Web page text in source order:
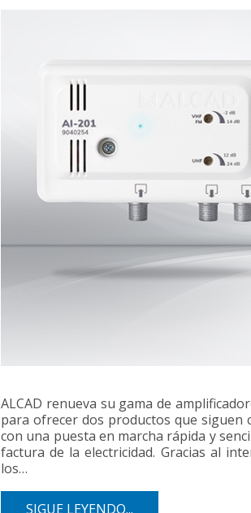
ALCAD renueva su gama de
para ofrecer dos productos que siguen
con una puesta en marcha rápida y
factura de la electricidad. Gracias al
los…
SIGUE LEYENDO...